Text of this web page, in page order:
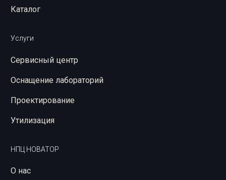
Каталог
Услуги
Сервисный центр
Оснащение лабораторий
Проектирование
Утилизация
НПЦ НОВАТОР
О нас